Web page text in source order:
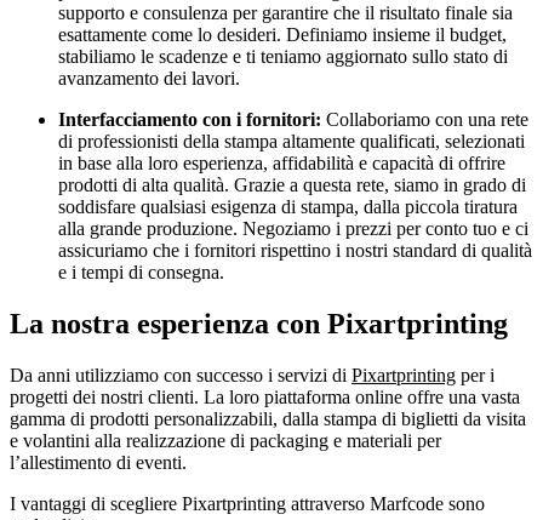
supporto e consulenza per garantire che il risultato finale sia
esattamente come lo desideri. Definiamo insieme il budget,
stabiliamo le scadenze e ti teniamo aggiornato sullo stato di
avanzamento dei lavori.
Interfacciamento con i fornitori: Collaboriamo con una rete
di professionisti della stampa altamente qualificati, selezionati
in base alla loro esperienza, affidabilità e capacità di offrire
prodotti di alta qualità. Grazie a questa rete, siamo in grado di
soddisfare qualsiasi esigenza di stampa, dalla piccola tiratura
alla grande produzione. Negoziamo i prezzi per conto tuo e ci
assicuriamo che i fornitori rispettino i nostri standard di qualità
e i tempi di consegna.
La nostra esperienza con Pixartprinting
Da anni utilizziamo con successo i servizi di Pixartprinting per i
progetti dei nostri clienti. La loro piattaforma online offre una vasta
gamma di prodotti personalizzabili, dalla stampa di biglietti da visita
e volantini alla realizzazione di packaging e materiali per
l’allestimento di eventi.
I vantaggi di scegliere Pixartprinting attraverso Marfcode sono